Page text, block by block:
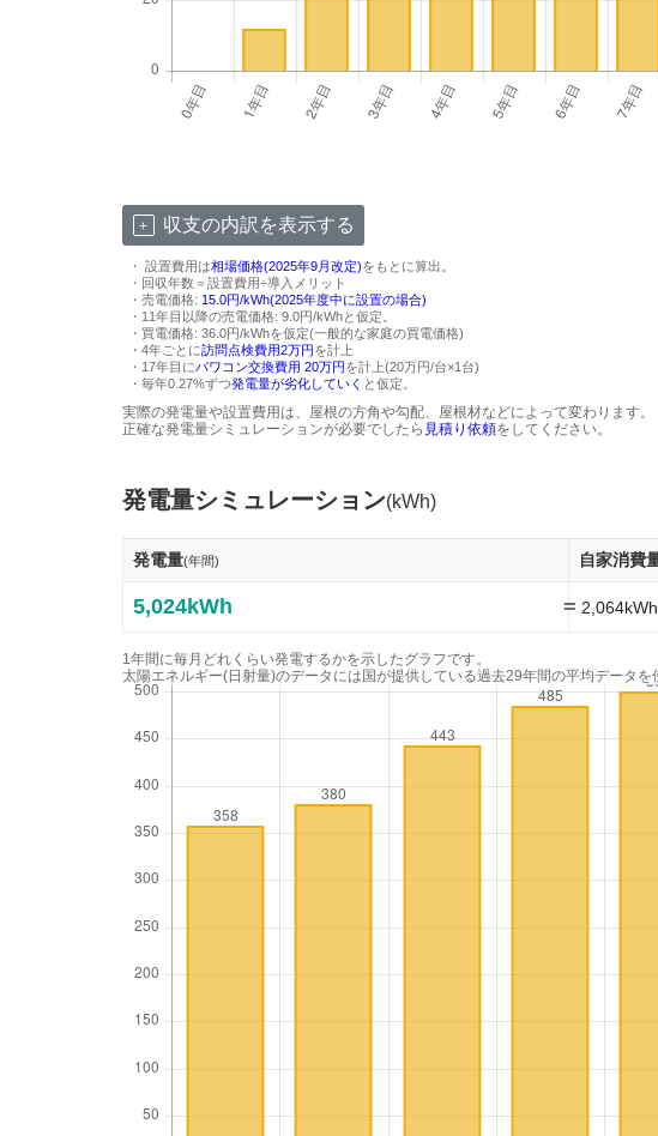
収支の内訳を表示する
・ 設置費用は相場価格(2025年9月改定)をもとに算出。
・回収年数＝設置費用÷導入メリット
・売電価格: 15.0円/kWh(2025年度中に設置の場合)
・11年目以降の売電価格: 9.0円/kWhと仮定。
・買電価格: 36.0円/kWhを仮定(一般的な家庭の買電価格)
・4年ごとに訪問点検費用2万円を計上
・17年目にパワコン交換費用 20万円を計上(20万円/台×1台)
・毎年0.27%ずつ発電量が劣化していく と仮定。
実際の発電量や設置費用は、屋根の方角や勾配、屋根材などによって変わります。
正確な発電量シミュレーションが必要でしたら 見積り依頼をしてください。
発電量シミュレーション(kWh)
発電量(年間) 自家消費
5,024kWh = 2,064kWh
1年間に毎月どれくらい発電するかを示したグラフです。
太陽エネルギー(日射量)のデータには国が提供している過去29年間の平均データを